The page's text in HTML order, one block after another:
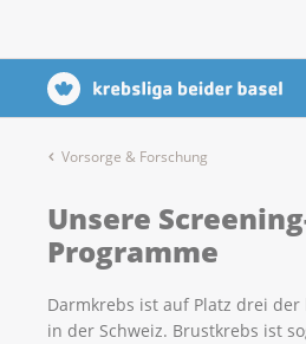
Vorsorge & Forschung
Unsere
Programme
Darmkrebs ist auf Platz drei
in der Schweiz. Brustkrebs ist